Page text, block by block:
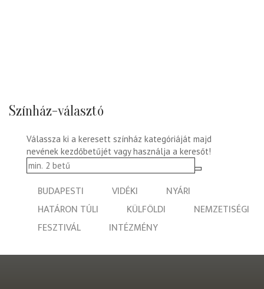
Színház-választó
Válassza ki a keresett színház kategóriáját majd
nevének kezdőbetűjét vagy használja a keresőt!
BUDAPESTI VIDÉKI
NYÁRI
HATÁRON TÚLI
KÜLFÖLDI
NEMZETISÉGI
FESZTIVÁL
INTÉZMÉNY